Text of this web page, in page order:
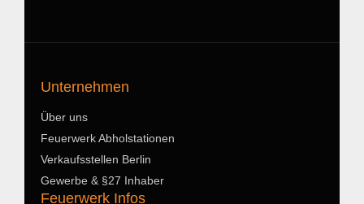
Unternehmen
Über uns
Feuerwerk Abholstationen
Verkaufsstellen Berlin
Gewerbe & §27 Inhaber
Feuerwerk Infos